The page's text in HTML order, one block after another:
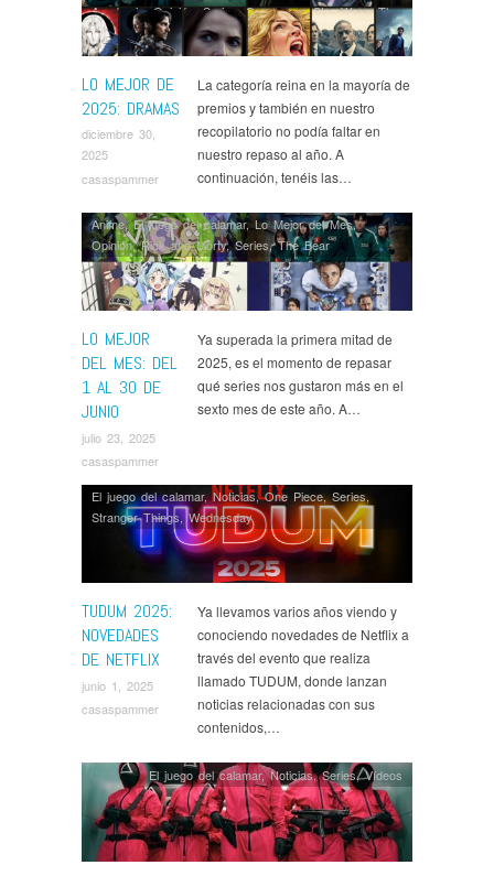
LO MEJOR DE
2025: DRAMAS
diciembre 30,
2025
casaspammer
Academia, Opinión,Series,Severance,Star Wars,The
Last of Us,The Wheel of Time
La categoría reina en la mayoría de
premios y también en nuestro
recopilatorio no podía faltar en
nuestro repaso al año. A
continuación, tenéis las…
LO MEJOR
DEL MES: DEL
1 AL 30 DE
JUNIO
julio 23, 2025
casaspammer
Anime,El juego del calamar,Lo Mejor del Mes,
Opinión,Rick and Morty,Series,The Bear
Ya superada la primera mitad de
2025, es el momento de repasar
qué series nos gustaron más en el
sexto mes de este año. A…
TUDUM 2025:
NOVEDADES
DE NETFLIX
junio 1, 2025
casaspammer
El juego del calamar,Noticias,One Piece,Series,
Stranger Things,Wednesday
Ya llevamos varios años viendo y
conociendo novedades de Netflix a
través del evento que realiza
llamado TUDUM, donde lanzan
noticias relacionadas con sus
contenidos,…
El juego del calamar,Noticias,Series,Ví­deos